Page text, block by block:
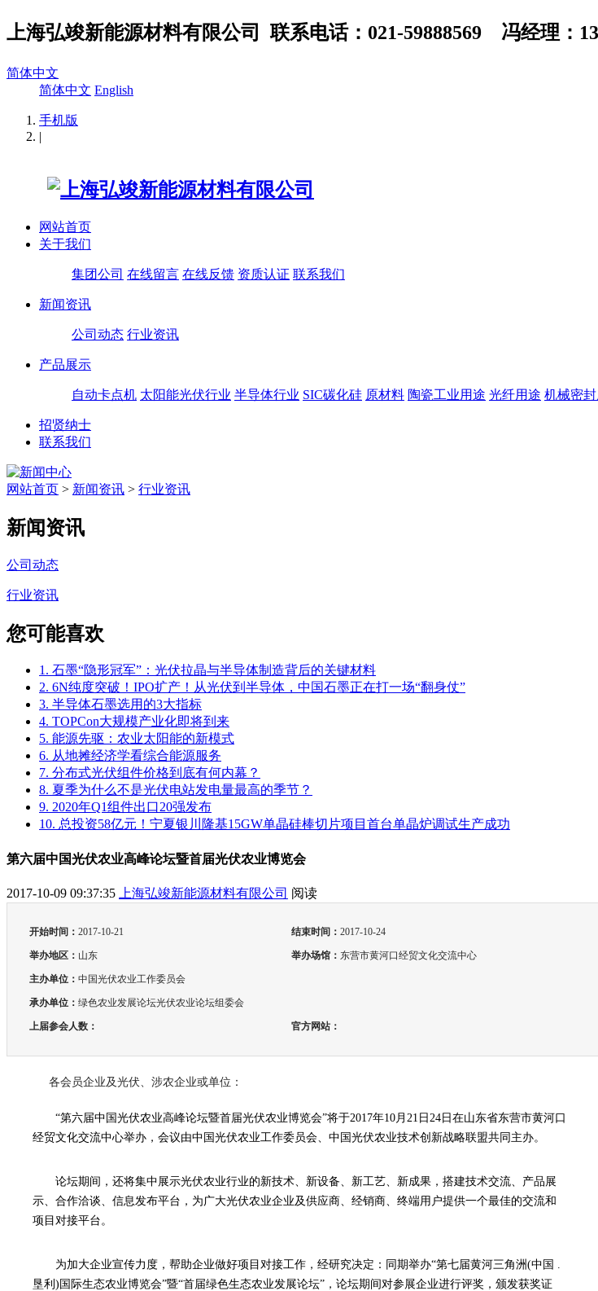
上海弘竣新能源材料有限公司 联系电话：021-59888569 冯经理：
简体中文
简体中文 English
手机版
|
网站首页
关于我们
集团公司 在线留言 在线反馈 资质认证 联系我们
新闻资讯
公司动态 行业资讯
产品展示
自动卡点机 太阳能光伏行业 半导体行业 SIC碳化硅 原材料 陶瓷工业用途 光纤用途 机械密
招贤纳士
联系我们
网站首页 > 新闻资讯 > 行业资讯
新闻资讯
公司动态
行业资讯
您可能喜欢
1. 石墨“隐形冠军”：光伏拉晶与半导体制造背后的关键材料
2. 6N纯度突破！IPO扩产！从光伏到半导体，中国石墨正在打一场“翻身仗”
3. 半导体石墨选用的3大指标
4. TOPCon大规模产业化即将到来
5. 能源先驱：农业太阳能的新模式
6. 从地摊经济学看综合能源服务
7. 分布式光伏组件价格到底有何内幕？
8. 夏季为什么不是光伏电站发电量最高的季节？
9. 2020年Q1组件出口20强发布
10. 总投资58亿元！宁夏银川隆基15GW单晶硅棒切片项目首台单晶炉调试生产成功
第六届中国光伏农业高峰论坛暨首届光伏农业博览会
2017-10-09 09:37:35 上海弘竣新能源材料有限公司 阅读
开始时间： 2017-10-21 结束时间： 2017-10-24
举办地区： 山东 举办场馆： 东营市黄河口经贸文化交流中心
主办单位： 中国光伏农业工作委员会
承办单位： 绿色农业发展论坛光伏农业论坛组委会
上届参会人数： 官方网站：
各会员企业及光伏、涉农企业或单位：
“第六届中国光伏农业高峰论坛暨首届光伏农业博览会”将于2017年10月21日24日在山东省东营市黄河口
经贸文化交流中心举办，会议由中国光伏农业工作委员会、中国光伏农业技术创新战略联盟共同主办。
论坛期间，还将集中展示光伏农业行业的新技术、新设备、新工艺、新成果，搭建技术交流、产品展
示、合作洽谈、信息发布平台，为广大光伏农业企业及供应商、经销商、终端用户提供一个最佳的交流和
项目对接平台。
为加大企业宣传力度，帮助企业做好项目对接工作，经研究决定：同期举办“第七届黄河三角洲(中国 .
垦利)国际生态农业博览会”暨“首届绿色生态农业发展论坛”，论坛期间对参展企业进行评奖，颁发获奖证